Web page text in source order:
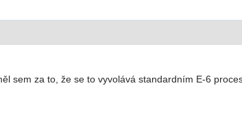
sem za to, že se to vyvolává standardním E-6